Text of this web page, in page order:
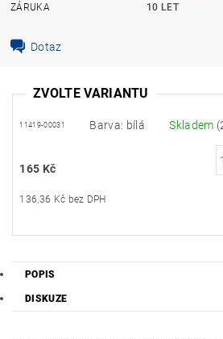
ZÁRUKA
10 LET
Dotaz
ZVOLTE VARIANTU
11419-00031 Barva: bílá Skladem
165 Kč
136,36 Kč bez DPH
POPIS
DISKUZE